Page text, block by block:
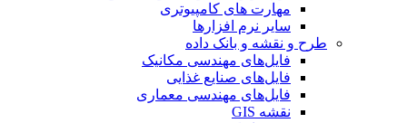
مهارت های کامپیوتری
سایر نرم افزارها
طرح و نقشه و بانک داده
فایل‌های مهندسی مکانیک
فایل‌های صنایع غذایی
فایل‌های مهندسی معماری
نقشه GIS